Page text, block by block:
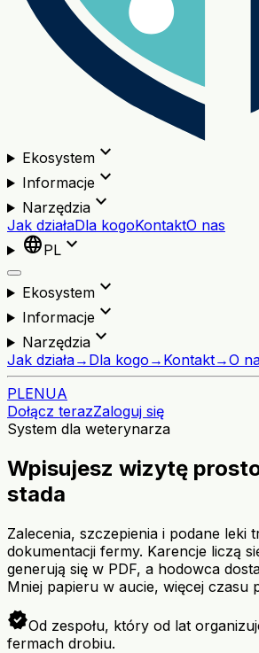
Ekosystemexpand_more
Informacjeexpand_more
Narzędziaexpand_more
Jak działaDla kogoKontaktO nas
languagePL expand_more
Ekosystemexpand_more
Informacjeexpand_more
Narzędziaexpand_more
Jak działa→ Dla kogo → Kontakt→O
PLENUA
Dołącz terazZaloguj się
System dla weterynarza
Wpisujesz wizytę
stada
Zalecenia, szczepienia i podane leki
dokumentacji fermy. Karencje liczą
generują się w PDF, a hodowca
Mniej papieru w aucie, więcej czasu
verifiedOd zespołu, który od lat
fermach drobiu.